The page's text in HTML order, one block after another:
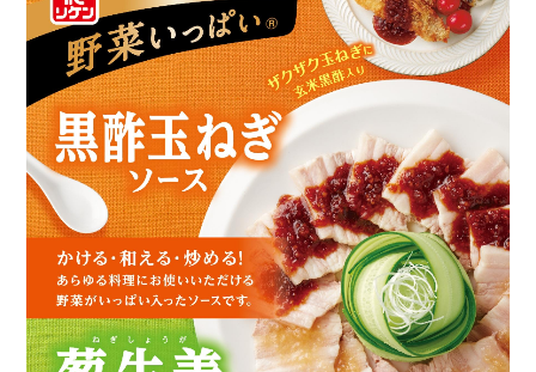
業務用商品
企業情報
EN